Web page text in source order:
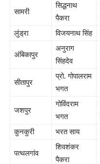
सामरी
सिद्धनाथ
पैकरा
लुंड्रा विजयनाथ सिंह
अंबिकापुर
अनुराग
सिंहदेव
सीतापुर
प्रो. गोपालराम
भगत
जशपुर
गोविंदराम
भगत
कुनकुरी भरत साय
पत्थलगांव
शिवशंकर
पैकरा